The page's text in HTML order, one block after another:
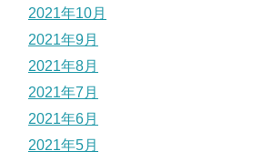
2021年10月
2021年9月
2021年8月
2021年7月
2021年6月
2021年5月